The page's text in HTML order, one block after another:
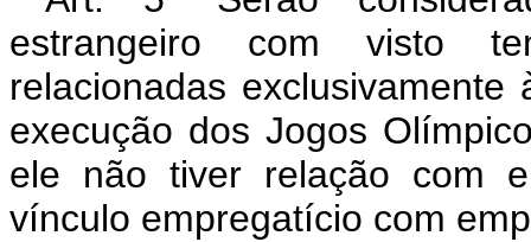
estrangeiro com visto
relacionadas
execução dos Jogos
ele não tiver relação com
vínculo empregatício com